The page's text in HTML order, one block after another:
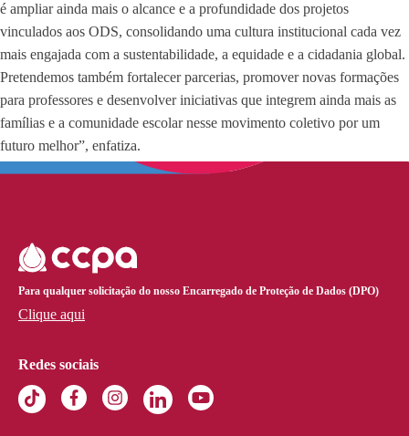
é ampliar ainda mais o alcance e a profundidade dos projetos
vinculados aos ODS, consolidando uma cultura institucional cada vez
mais engajada com a sustentabilidade, a equidade e a cidadania global.
Pretendemos também fortalecer parcerias, promover novas formações
para professores e desenvolver iniciativas que integrem ainda mais as
famílias e a comunidade escolar nesse movimento coletivo por um
futuro melhor”, enfatiza.
Para qualquer solicitação do nosso Encarregado de Proteção de Dados (DPO)
Clique aqui
Redes sociais